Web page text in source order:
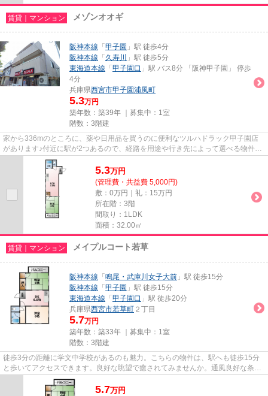
賃貸｜マンション メゾンオオギ
阪神本線 「 甲子園 」駅 徒歩4分
阪神本線 「 久寿川
」駅 徒歩5分
東海道本線 「 甲子園口 」駅 バス8分 「阪神甲子園」 停歩
4分
兵庫県西宮市甲子園浦風町
5.3万円
築年数：築39年 ｜募集中： 1室
階数：3階建
家から336mのところに、薬や日用品を買うのに便利なツルハドラック甲子園店
があります♪付近に駅が2つあるので、経路を用途や行き先によって選べる物件で
す♪綺麗好きな方にも満足の内装...
5.3万円
(管理費・共益費 5,000円)
敷：0万円｜礼：15万円
所在階：3階
間取り：1LDK
面積：32.00㎡
賃貸｜マンション メイプルコート若草
阪神本線 「 鳴尾・武庫川女子大前 」駅 徒歩15分
阪神本線 「 甲子園 」駅 徒歩15分
東海道本線 「 甲子園口 」駅 徒歩20分
兵庫県西宮市若草町 ２丁目
5.7万円
築年数：築33年 ｜募集中： 1室
階数：3階建
徒歩3分の距離に学文中学校があるのも魅力。こちらの物件は、駅へも徒歩15分
と歩いてアクセスできます。良好な眺望で癒されてみませんか。通風良好な条件
は健康面でも大切です。そんな...
5.7万円